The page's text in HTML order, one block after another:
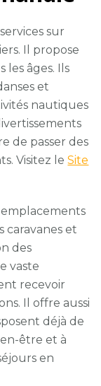
sur
Il propose
les âges. Ils
et
nautiques
de passer des
Visitez leSite
caravanes et
des
vaste
recevoir
Il offre aussi
déjà de
être et à
en